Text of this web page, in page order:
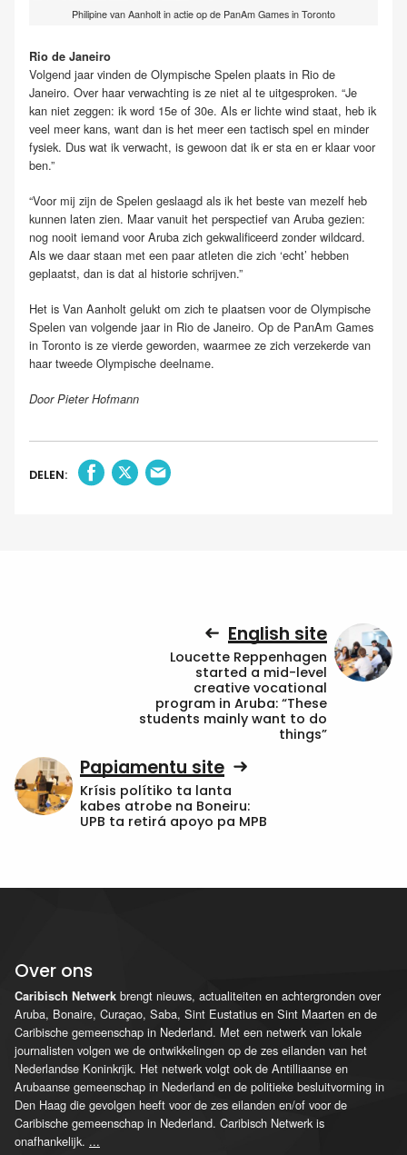
Philipine van Aanholt in actie op de PanAm Games in Toronto
Rio de Janeiro
Volgend jaar vinden de Olympische Spelen plaats in Rio de
Janeiro. Over haar verwachting is ze niet al te uitgesproken. “Je
kan niet zeggen: ik word 15e of 30e. Als er lichte wind staat, heb ik
veel meer kans, want dan is het meer een tactisch spel en minder
fysiek. Dus wat ik verwacht, is gewoon dat ik er sta en er klaar voor
ben.”
“Voor mij zijn de Spelen geslaagd als ik het beste van mezelf heb
kunnen laten zien. Maar vanuit het perspectief van Aruba gezien:
nog nooit iemand voor Aruba zich gekwalificeerd zonder wildcard.
Als we daar staan met een paar atleten die zich ‘echt’ hebben
geplaatst, dan is dat al historie schrijven.”
Het is Van Aanholt gelukt om zich te plaatsen voor de Olympische
Spelen van volgende jaar in Rio de Janeiro. Op de PanAm Games
in Toronto is ze vierde geworden, waarmee ze zich verzekerde van
haar tweede Olympische deelname.
Door Pieter Hofmann
DELEN:
English site
Loucette Reppenhagen
started a mid-level
creative vocational
program in Aruba: “These
students mainly want to do
things”
Papiamentu site
Krísis polítiko ta lanta
kabes atrobe na Boneiru:
UPB ta retirá apoyo pa MPB
Over ons
Caribisch Netwerk brengt nieuws, actualiteiten en achtergronden over
Aruba, Bonaire, Curaçao, Saba, Sint Eustatius en Sint Maarten en de
Caribische gemeenschap in Nederland. Met een netwerk van lokale
journalisten volgen we de ontwikkelingen op de zes eilanden van het
Nederlandse Koninkrijk. Het netwerk volgt ook de Antilliaanse en
Arubaanse gemeenschap in Nederland en de politieke besluitvorming in
Den Haag die gevolgen heeft voor de zes eilanden en/of voor de
Caribische gemeenschap in Nederland. Caribisch Netwerk is
onafhankelijk. ...